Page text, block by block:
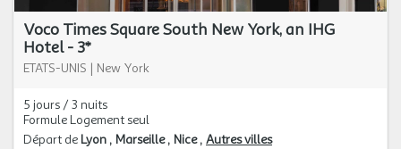
Voco Times Square South New York, an IHG
Hotel - 3*
ETATS-UNIS | New York
5 jours / 3 nuits
Formule Logement seul
Départ de Lyon Marseille Nice Autres villes